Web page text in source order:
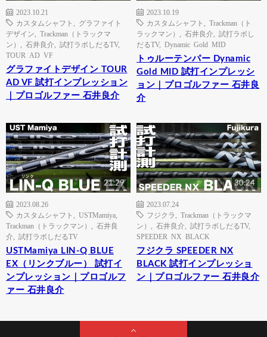
2023.10.21
カスタムシャフト
グラファイト
デザイン
Trackman（トラックマ
ン）
石井良介 試打ラボしだるTV,
TOUR AD VF
グラファイトデザイン TOUR
AD VF 試打インプレッション
｜プロゴルファー 石井良介
2023.10.19
カスタムシャフト
Trackman（ト
ラックマン）
石井良介
試打ラボし
だるTV, Dynamic Gold MID
トゥルーテンパー Dynamic
Gold MID 試打インプレッシ
ョン｜プロゴルファー 石井良
介
21:29
2023.08.26
カスタムシャフト
USTMamiya
Trackman（トラックマン）
石井良
介
試打ラボしだるTV
USTMamiya LIN-Q BLUE
EX（リンクブルー） 試打イ
ンプレッション｜プロゴルフ
ァー 石井良介
30:24
2023.07.24
フジクラ
Trackman（トラックマ
ン）
石井良介 試打ラボしだるTV,
SPEEDER NX BLACK
フジクラ SPEEDER NX
BLACK 試打インプレッショ
ン｜プロゴルファー 石井良介